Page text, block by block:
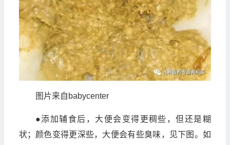
图片来自babycenter
●添加辅食后，大便会变得更稠些，但还是糊
状；颜色变得更深些，大便会有些臭味，见下图。如